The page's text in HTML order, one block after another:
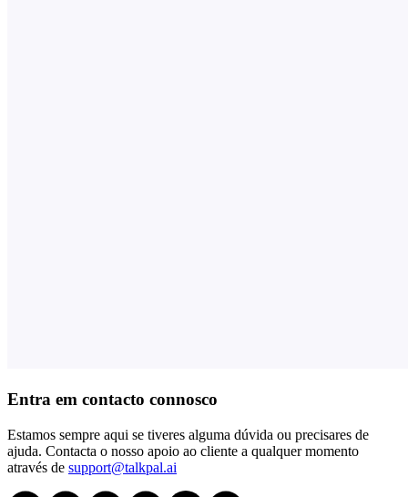
Entra em contacto connosco
Estamos sempre aqui se tiveres alguma dúvida ou precisares de
ajuda. Contacta o nosso apoio ao cliente a qualquer momento
através de support@talkpal.ai